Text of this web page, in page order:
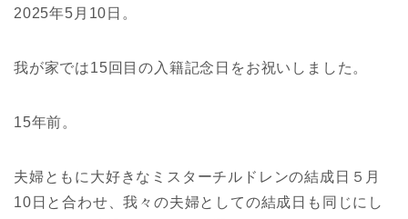
2025年5月10日。
我が家では15回目の入籍記念日をお祝いしました。
15年前。
夫婦ともに大好きなミスターチルドレンの結成日５月
10日と合わせ、我々の夫婦としての結成日も同じにし